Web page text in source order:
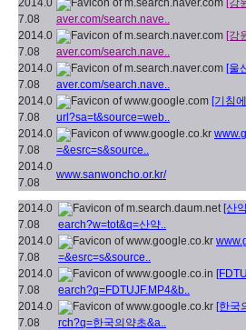
7.08
aver.com/search.nave..
2014.0
7.08
[강
aver.com/search.nave..
2014.0
7.08
[울
aver.com/search.nave..
2014.0
7.08
[기침
url?sa=t&source=web..
2014.0
7.08
=&esrc=s&source..
2014.0
7.08
www.sanwoncho.or.kr/
2014.0
7.08
[산
earch?w=tot&q=산약..
2014.0
7.08
=&esrc=s&source..
2014.0
7.08
earch?q=FDTUJF.MP4&b..
2014.0
7.08
[한국
rch?q=한국의약초&a..